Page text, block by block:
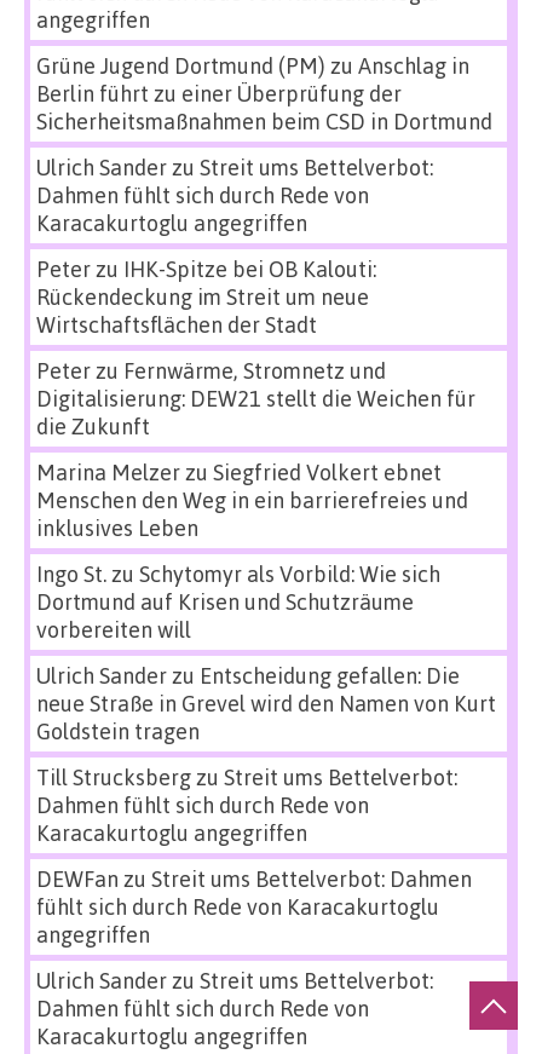
angegriffen
Grüne Jugend Dortmund (PM) zu Anschlag in
Berlin führt zu einer Überprüfung der
Sicherheitsmaßnahmen beim CSD in Dortmund
Ulrich Sanderzu Streit ums Bettelverbot:
Dahmen fühlt sich durch Rede von
Karacakurtoglu angegriffen
Peterzu IHK-Spitze bei OB Kalouti:
Rückendeckung im Streit um neue
Wirtschaftsflächen der Stadt
Peterzu Fernwärme, Stromnetz und
Digitalisierung: DEW21 stellt die Weichen für
die Zukunft
Marina Melzerzu Siegfried Volkert ebnet
Menschen den Weg in ein barrierefreies und
inklusives Leben
Ingo St.zu Schytomyr als Vorbild: Wie sich
Dortmund auf Krisen und Schutzräume
vorbereiten will
Ulrich Sanderzu Entscheidung gefallen: Die
neue Straße in Grevel wird den Namen von Kurt
Goldstein tragen
Till Strucksbergzu Streit ums Bettelverbot:
Dahmen fühlt sich durch Rede von
Karacakurtoglu angegriffen
DEWFan zu Streit ums Bettelverbot: Dahmen
fühlt sich durch Rede von Karacakurtoglu
angegriffen
Ulrich Sanderzu Streit ums Bettelverbot:
Dahmen fühlt sich durch Rede von
Karacakurtoglu angegriffen